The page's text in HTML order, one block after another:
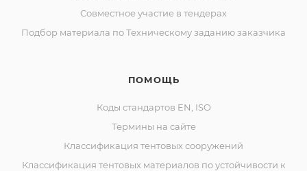
Совместное участие в тендерах
Подбор материала по Техническому заданию заказчика
ПОМОЩЬ
Коды стандартов EN, ISO
Термины на сайте
Классификация тентовых сооружений
Классификация тентовых материалов по устойчивости к